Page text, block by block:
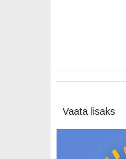
Vaata lisaks